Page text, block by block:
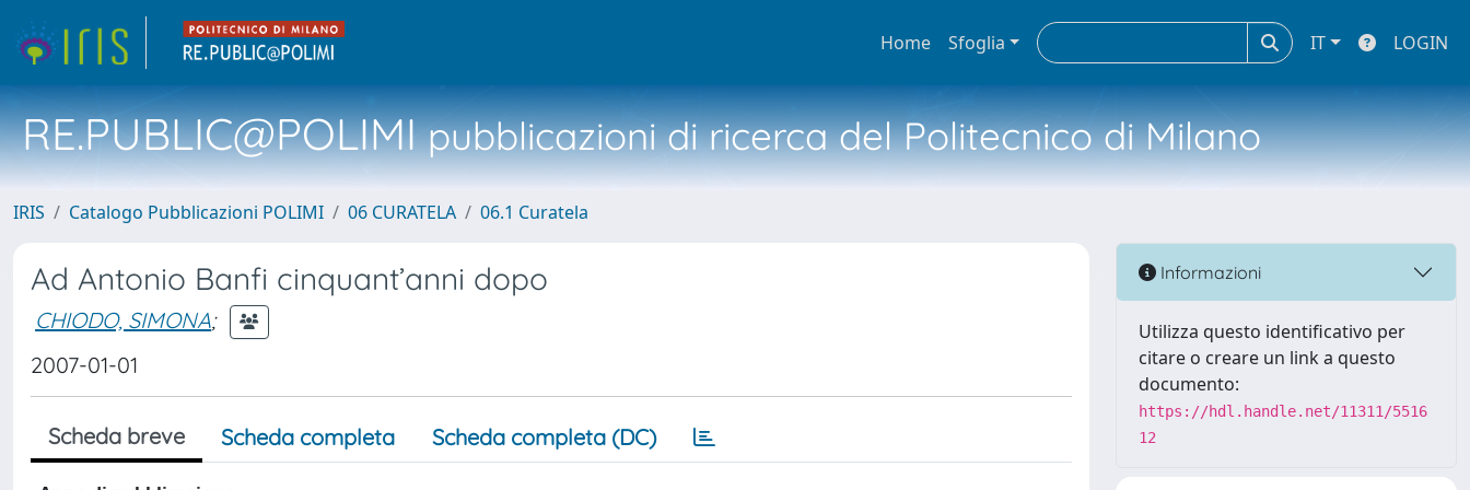
Home Sfoglia IT LOGIN
RE.PUBLIC@POLIMIpubblicazioni di ricerca del Politecnico di Milano
IRIS Catalogo Pubblicazioni POLIMI 06 CURATELA 06.1 Curatela
Ad Antonio Banfi cinquant’anni dopo
CHIODO, SIMONA;
2007-01-01
Scheda breve Scheda completa Scheda completa (DC)
Informazioni
Utilizza questo identificativo per
citare o creare un link a questo
documento:
https://hdl.handle.net/11311/5516
12